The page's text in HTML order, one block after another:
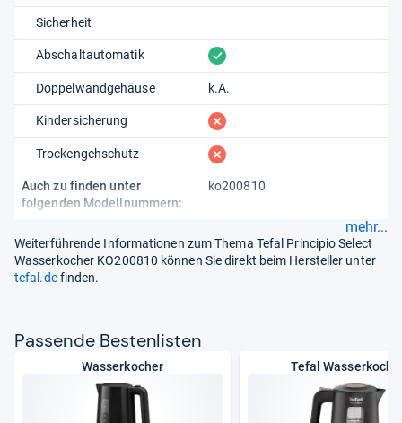
Sicherheit
Abschaltautomatik vorhanden
Doppelwandgehäuse k.A.
Kindersicherung fehlt
Trockengehschutz fehlt
Auch zu finden unter
folgenden Modellnummern:
ko200810
mehr...
Weiterführende Informationen zum Thema Tefal Principio Select
Wasserkocher KO200810 können Sie direkt beim Hersteller unter
tefal.definden.
Pas­sende Bes­ten­lis­ten
Wasserkocher Tefal